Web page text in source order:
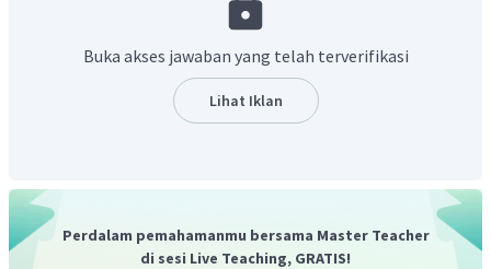
Usaha dapat dihitung dengan perkalian dot vektor.
=
⋅
bj ( ci + dj)
d
Buka akses jawaban yang telah terverifikasi
Lihat Iklan
Perdalam pemahamanmu bersama Master Teacher
di sesi Live Teaching, GRATIS!